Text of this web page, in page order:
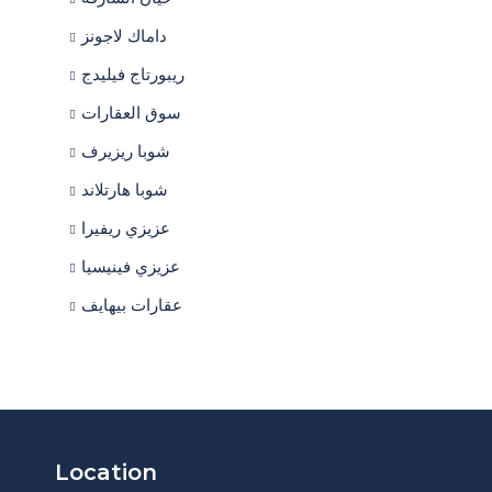
داماك لاجونز
ريبورتاج فيليدج
سوق العقارات
شوبا ريزيرف
شوبا هارتلاند
عزيزي ريفيرا
عزيزي فينيسيا
عقارات بيهايف
Location